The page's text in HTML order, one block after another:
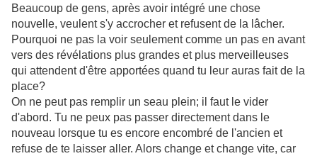
Beaucoup de gens, après avoir intégré une chose
nouvelle, veulent s'y accrocher et refusent de la lâcher.
Pourquoi ne pas la voir seulement comme un pas en avant
vers des révélations plus grandes et plus merveilleuses
qui attendent d'être apportées quand tu leur auras fait de la
place?
On ne peut pas remplir un seau plein; il faut le vider
d'abord. Tu ne peux pas passer directement dans le
nouveau lorsque tu es encore encombré de l'ancien et
refuse de te laisser aller. Alors change et change vite, car